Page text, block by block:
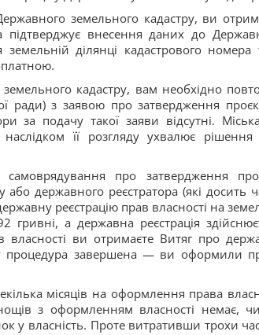
земельного кадастру, ви
підтверджує внесення даних до
ділянці кадастрового номера
кадастру, вам необхідно
ради) з заявою про затвердження
за подачу такої заяви відсутні.
її розгляду ухвалює
про затвердження
державного реєстратора (які досить
реєстрацію прав власності на
гривні, а державна реєстрація
власності ви отримаєте Витяг про
процедура завершена — ви оформили
місяців на оформлення права
з оформленням власності немає,
у власність. Проте витративши трохи